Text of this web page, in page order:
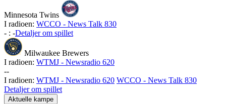
Minnesota Twins
I radioen: WCCO - News Talk 830
- : -Detaljer om spillet
Milwaukee Brewers
I radioen: WTMJ - Newsradio 620
--
I radioen: WTMJ - Newsradio 620 WCCO - News Talk 830
Detaljer om spillet
Aktuelle kampe